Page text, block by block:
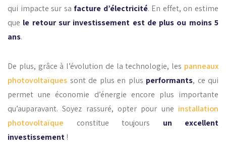
qui impacte sur sa facture d’électricité. En effet, on estime
que le retour sur investissement est de plus ou moins 5
ans.
De plus, grâce à l’évolution de la technologie, les panneaux
photovoltaïques sont de plus en plus performants, ce qui
permet une économie d’énergie encore plus importante
qu’auparavant. Soyez rassuré, opter pour une installation
photovoltaïque constitue toujours un excellent
investissement!